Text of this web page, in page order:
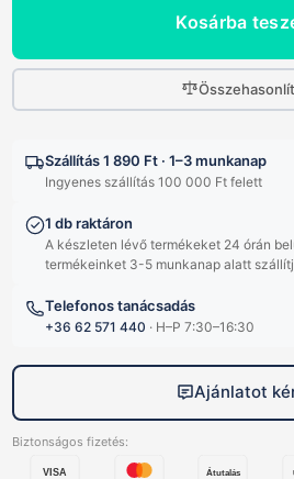
Kosárba
Szállítás 1 890 Ft · 1–3 munkanap
Ingyenes szállítás 100 000 Ft felett
1 db raktáron
A készleten lévő termékeket 24 órán
termékeinket 3-5 munkanap alatt
Telefonos tanácsadás
+36 62 571 440 · H–P 7:30–16:30
Ajánlatot
Biztonságos fizetés:
VISA Átutalás